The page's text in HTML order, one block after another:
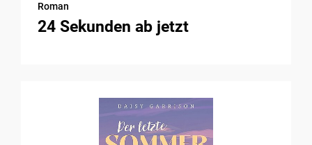
Roman
24 Sekunden ab jetzt